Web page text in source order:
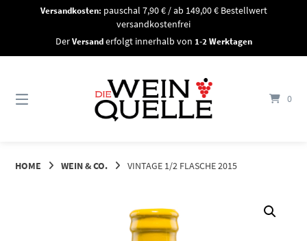
Versandkosten: pauschal 7,90 € / ab 149,00 € Bestellwert
versandkostenfrei
DerVersanderfolgt innerhalb von 1-2 Werktagen
0
HOME WEIN & CO. VINTAGE 1/2 FLASCHE 2015